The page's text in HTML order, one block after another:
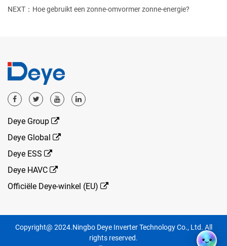
NEXT：Hoe gebruikt een zonne-omvormer zonne-energie?
Deye Group
Deye Global
Deye ESS
Deye HAVC
Officiële Deye-winkel (EU)
Copyright@ 2024.Ningbo Deye Inverter Technology Co., Ltd. All
rights reserved.